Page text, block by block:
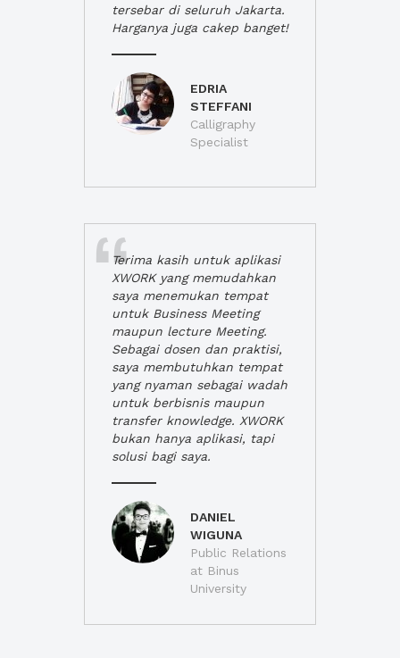
tersebar di seluruh Jakarta.
Harganya juga cakep banget!
EDRIA
STEFFANI
Calligraphy
Specialist
Terima kasih untuk aplikasi
XWORK yang memudahkan
saya menemukan tempat
untuk Business Meeting
maupun lecture Meeting.
Sebagai dosen dan praktisi,
saya membutuhkan tempat
yang nyaman sebagai wadah
untuk berbisnis maupun
transfer knowledge. XWORK
bukan hanya aplikasi, tapi
solusi bagi saya.
DANIEL
WIGUNA
Public Relations
at Binus
University